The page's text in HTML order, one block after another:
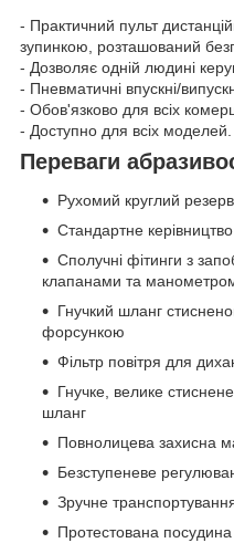
- Практичний пульт
зупинкою, розташований
- Дозволяє одній людині
- Пневматичні впускні/
- Обов'язково для всіх
- Доступно для всіх моделей.
Переваги
Рухомий круглий
Стандартне
Сполучні фітинги з
клапанами та
Гнучкий шланг
форсункою
Фільтр повітря для
Гнучке, велике
шланг
Повнолицева захисна
Безступеневе
Зручне
Протестована посудина